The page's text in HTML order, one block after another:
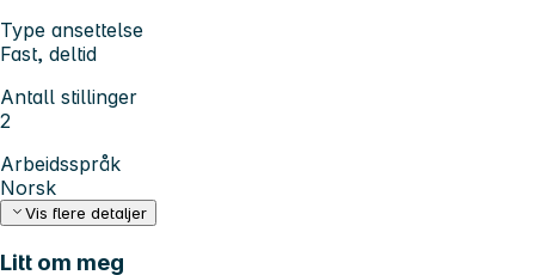
Type ansettelse
Fast, deltid
Antall stillinger
2
Arbeidsspråk
Norsk
Vis flere detaljer
Litt om meg